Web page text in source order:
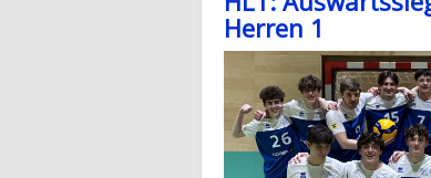
Herren 1